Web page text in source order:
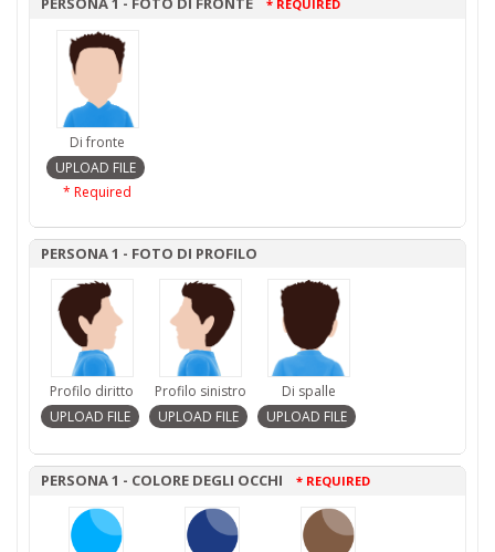
* REQUIRED
Di fronte
* Required
PERSONA 1 - FOTO DI PROFILO
Profilo diritto Profilo sinistro Di spalle
PERSONA 1 - COLORE DEGLI OCCHI * REQUIRED